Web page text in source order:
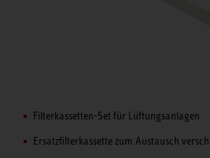
Filterkassetten-Set für Lüftungsanlagen
Ersatzfilterkassette zum Austausch